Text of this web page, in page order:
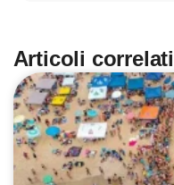
Articoli correlati